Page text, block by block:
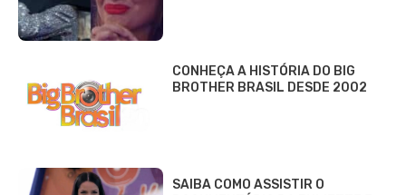
CONHEÇA A HISTÓRIA DO BIG
BROTHER BRASIL DESDE 2002
SAIBA COMO ASSISTIR O